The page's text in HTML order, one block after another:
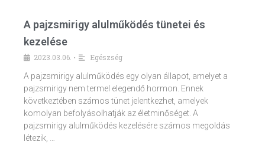
A pajzsmirigy alulműködés tünetei és
kezelése
2023.03.06. •
Egészség
A pajzsmirigy alulműködés egy olyan állapot, amelyet a
pajzsmirigy nem termel elegendő hormon. Ennek
következtében számos tünet jelentkezhet, amelyek
komolyan befolyásolhatják az életminőséget. A
pajzsmirigy alulműködés kezelésére számos megoldás
létezik, …